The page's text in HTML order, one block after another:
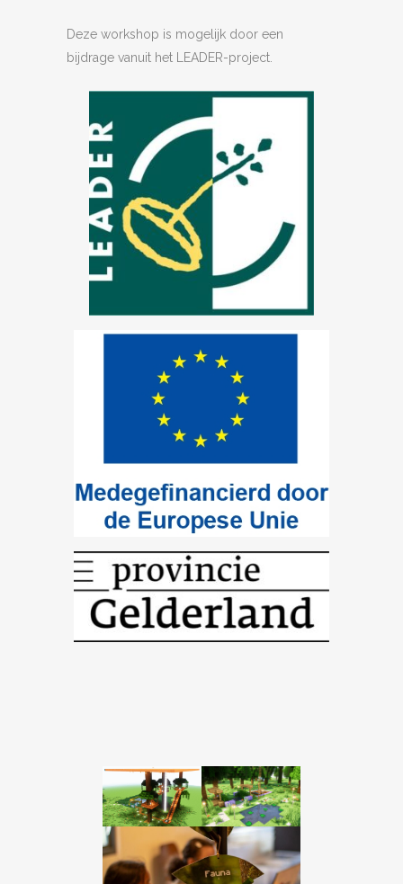
Deze workshop is mogelijk door een
bijdrage vanuit het LEADER-project.